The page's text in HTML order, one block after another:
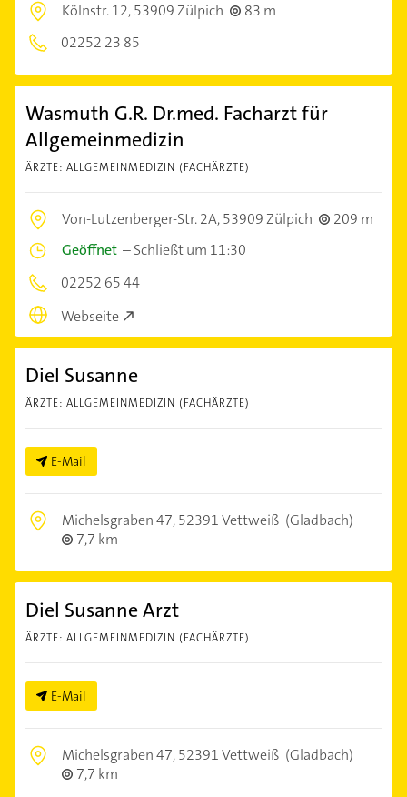
Kölnstr. 12,53909 Zülpich
83 m
02252 23 85
Wasmuth G.R. Dr.med. Facharzt für
Allgemeinmedizin
ÄRZTE: ALLGEMEINMEDIZIN (FACHÄRZTE)
Von-Lutzenberger-Str. 2A,53909 Zülpich
209 m
Geöffnet –Schließt um 11:30
02252 65 44
Webseite
Diel Susanne
ÄRZTE: ALLGEMEINMEDIZIN (FACHÄRZTE)
E-Mail
Michelsgraben 47,52391 Vettweiß (Gladbach)
7,7 km
Diel Susanne Arzt
ÄRZTE: ALLGEMEINMEDIZIN (FACHÄRZTE)
E-Mail
Michelsgraben 47,52391 Vettweiß (Gladbach)
7,7 km